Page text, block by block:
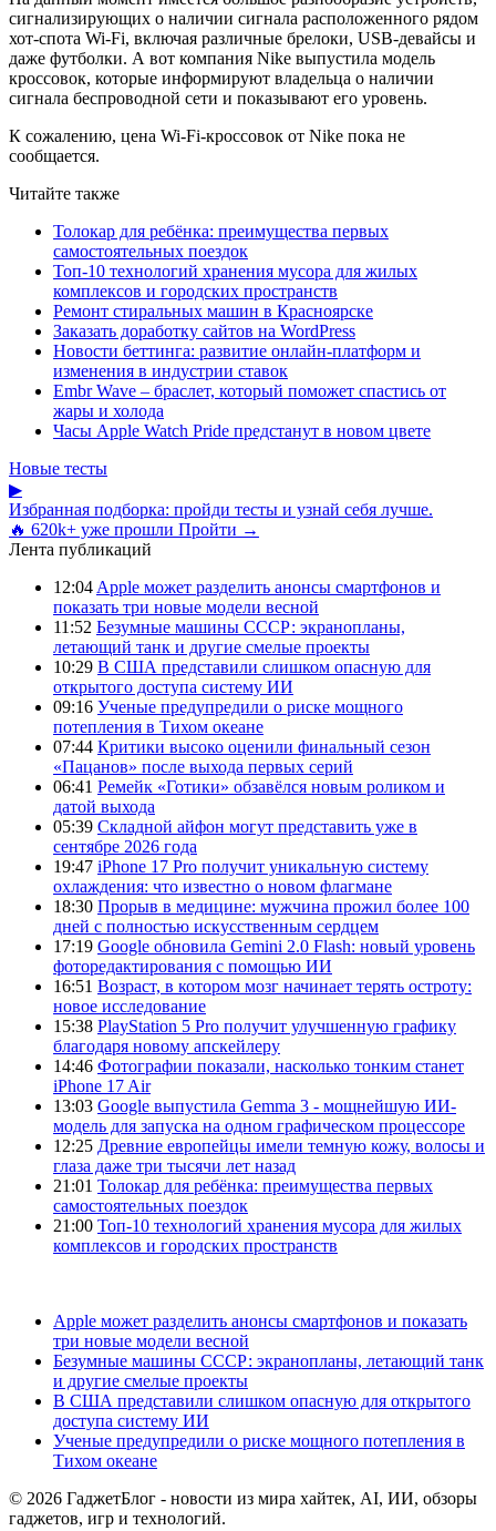
сигнализирующих о наличии сигнала расположенного рядом
хот-спота Wi-Fi, включая различные брелоки, USB-девайсы и
даже футболки. А вот компания Nike выпустила модель
кроссовок, которые информируют владельца о наличии
сигнала беспроводной сети и показывают его уровень.
К сожалению, цена Wi-Fi-кроссовок от Nike пока не
сообщается.
Читайте также
Толокар для ребёнка: преимущества первых
самостоятельных поездок
Топ-10 технологий хранения мусора для жилых
комплексов и городских пространств
Ремонт стиральных машин в Красноярске
Заказать доработку сайтов на WordPress
Новости беттинга: развитие онлайн-платформ и
изменения в индустрии ставок
Embr Wave – браслет, который поможет спастись от
жары и холода
Часы Apple Watch Pride предстанут в новом цвете
Новые тесты
▶
Избранная подборка: пройди тесты и узнай себя лучше.
🔥 620k+ уже прошли Пройти →
Лента публикаций
12:04 Apple может разделить анонсы смартфонов и
показать три новые модели весной
11:52 Безумные машины СССР: экранопланы,
летающий танк и другие смелые проекты
10:29 В США представили слишком опасную для
открытого доступа систему ИИ
09:16 Ученые предупредили о риске мощного
потепления в Тихом океане
07:44 Критики высоко оценили финальный сезон
«Пацанов» после выхода первых серий
06:41 Ремейк «Готики» обзавёлся новым роликом и
датой выхода
05:39 Складной айфон могут представить уже в
сентябре 2026 года
19:47 iPhone 17 Pro получит уникальную систему
охлаждения: что известно о новом флагмане
18:30 Прорыв в медицине: мужчина прожил более 100
дней с полностью искусственным сердцем
17:19 Google обновила Gemini 2.0 Flash: новый уровень
фоторедактирования с помощью ИИ
16:51 Возраст, в котором мозг начинает терять остроту:
новое исследование
15:38 PlayStation 5 Pro получит улучшенную графику
благодаря новому апскейлеру
14:46 Фотографии показали, насколько тонким станет
iPhone 17 Air
13:03 Google выпустила Gemma 3 - мощнейшую ИИ-
модель для запуска на одном графическом процессоре
12:25 Древние европейцы имели темную кожу, волосы и
глаза даже три тысячи лет назад
21:01 Толокар для ребёнка: преимущества первых
самостоятельных поездок
21:00 Топ-10 технологий хранения мусора для жилых
комплексов и городских пространств
Apple может разделить анонсы смартфонов и показать
три новые модели весной
Безумные машины СССР: экранопланы, летающий танк
и другие смелые проекты
В США представили слишком опасную для открытого
доступа систему ИИ
Ученые предупредили о риске мощного потепления в
Тихом океане
© 2026 ГаджетБлог - новости из мира хайтек, AI, ИИ, обзоры
гаджетов, игр и технологий.